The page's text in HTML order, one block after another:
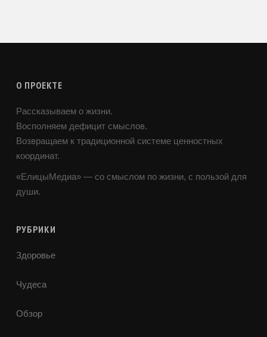
О ПРОЕКТЕ
Рассказываем о жизни.
Восполняем дефицит смыслов.
Возвращаем к традиционной системе ценностных
координат.
«ЕлицыМедиа» — со смыслом по жизни, с пользой для
души.
РУБРИКИ
Здоровье
Чудеса
Обзор